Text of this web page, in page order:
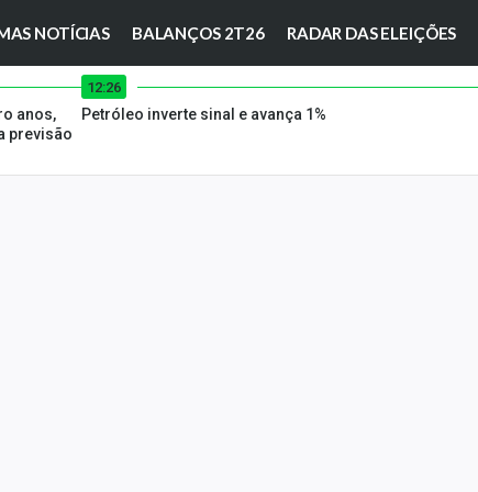
NOTÍCIAS BALANÇOS 2T26 RADAR DAS ELEIÇÕES
anos,
previsão
12:26
Petróleo inverte sinal e avança 1%